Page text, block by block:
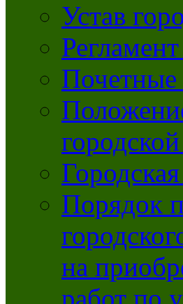
Устав
Порядок
на